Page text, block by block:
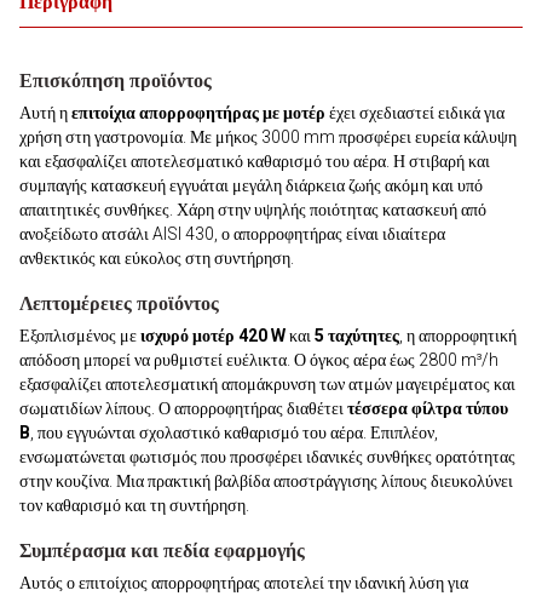
Επισκόπηση προϊόντος
Αυτή ηεπιτοίχια απορροφητήρας με μοτέρ έχει σχεδιαστεί ειδικά για
χρήση στη γαστρονομία. Με μήκος 3000 mm προσφέρει ευρεία κάλυψη
και εξασφαλίζει αποτελεσματικό καθαρισμό του αέρα. Η στιβαρή και
συμπαγής κατασκευή εγγυάται μεγάλη διάρκεια ζωής ακόμη και υπό
απαιτητικές συνθήκες. Χάρη στην υψηλής ποιότητας κατασκευή από
ανοξείδωτο ατσάλι AISI 430, ο απορροφητήρας είναι ιδιαίτερα
ανθεκτικός και εύκολος στη συντήρηση.
Λεπτομέρειες προϊόντος
Εξοπλισμένος μεισχυρό μοτέρ 420 Wκαι 5 ταχύτητες , η απορροφητική
απόδοση μπορεί να ρυθμιστεί ευέλικτα. Ο όγκος αέρα έως 2800 m³/h
εξασφαλίζει αποτελεσματική απομάκρυνση των ατμών μαγειρέματος και
σωματιδίων λίπους. Ο απορροφητήρας διαθέτει τέσσερα φίλτρα τύπου
B , που εγγυώνται σχολαστικό καθαρισμό του αέρα. Επιπλέον,
ενσωματώνεται φωτισμός που προσφέρει ιδανικές συνθήκες ορατότητας
στην κουζίνα. Μια πρακτική βαλβίδα αποστράγγισης λίπους διευκολύνει
τον καθαρισμό και τη συντήρηση.
Συμπέρασμα και πεδία εφαρμογής
Αυτός ο επιτοίχιος απορροφητήρας αποτελεί την ιδανική λύση για